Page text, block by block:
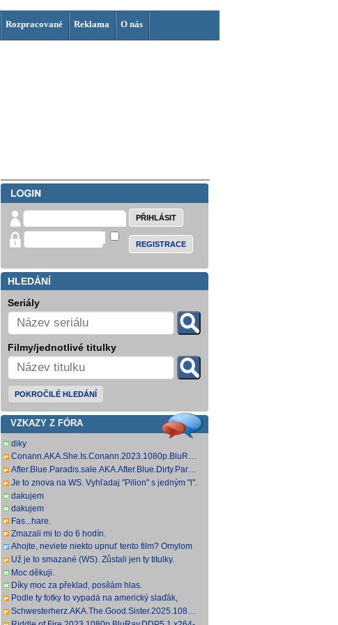
Rozpracované Reklama O nás
REGISTRACE
HLEDÁNÍ
Seriály
Filmy/jednotlivé titulky
POKROČILÉ HLEDÁNÍ
VZKAZY Z FÓRA
diky
Conann.AKA.She.Is.Conann.2023.1080p.BluRay.DDP5.1.x264-
SbR [14,53 GB]
SbR [15,19 GB]
Je to znova na WS. Vyhľadaj "Pilion" s jedným "l".
dakujem
dakujem
Fas...hare.
Zmazali mi to do 6 hodín.
Ahojte, neviete niekto upnuť tento film? Omylom
som ho vymazal a neviem ho nikde nájsť. Robil
som na
Už je to smazané (WS). Zůstali jen ty titulky.
Moc děkuji.
Díky moc za překlad, posílám hlas.
Podle ty fotky to vypadá na americký slaďák,
ovšem opak je pravdou..... Kdysi jsem četl i
Schwesterherz.AKA.The.Good.Sister.2025.1080p.AMZN.WEB-
DL.DDP5.1.H.264-cinepth [5,88 GB] Nemecké